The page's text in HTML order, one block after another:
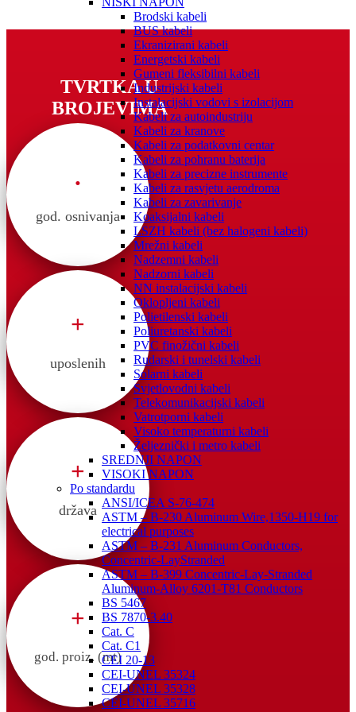
Brodski kabeli
BUS kabeli
Ekranizirani kabeli
Energetski kabeli
Gumeni fleksibilni kabeli
Industrijski kabeli
Instalacijski vodovi s izolacijom
Kabeli za autoindustriju
Kabeli za kranove
Kabeli za podatkovni centar
Kabeli za pohranu baterija
Kabeli za precizne instrumente
Kabeli za rasvjetu aerodroma
Kabeli za zavarivanje
Koaksijalni kabeli
LSZH kabeli (bez halogeni kabeli)
Mrežni kabeli
Nadzemni kabeli
Nadzorni kabeli
NN instalacijski kabeli
Oklopljeni kabeli
Polietilenski kabeli
Poliuretanski kabeli
PVC finožični kabeli
Rudarski i tunelski kabeli
Solarni kabeli
Svjetlovodni kabeli
Telekomunikacijski kabeli
Vatrotporni kabeli
Visoko temperaturni kabeli
Željeznički i metro kabeli
SREDNJI NAPON
VISOKI NAPON
Po standardu
ANSI/ICEA S-76-474
ASTM – B-230 Aluminum Wire,1350-H19 for
electrical purposes
ASTM – B-231 Aluminum Conductors,
Concentric-LayStranded
ASTM – B-399 Concentric-Lay-Stranded
Aluminum-Alloy 6201-T81 Conductors
BS 5467
BS 7870-3.40
Cat. C
Cat. C1
CEI 20-13
CEI-UNEL 35324
CEI-UNEL 35328
CEI-UNEL 35716
TVRTKA U
BROJEVIMA
.
god. osnivanja
+
uposlenih
+
država
+
god. proiz. (mt)